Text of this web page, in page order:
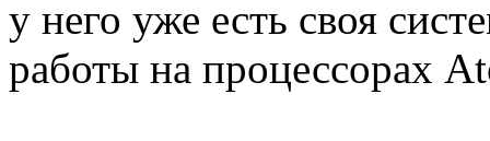
у него уже есть своя
работы на процессорах